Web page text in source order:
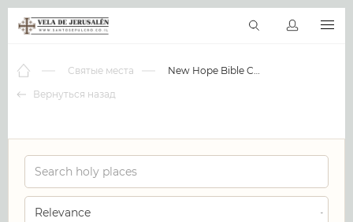
Виртуальные туры
RU
Вернуться назад
Святые места New Hope Bible Church